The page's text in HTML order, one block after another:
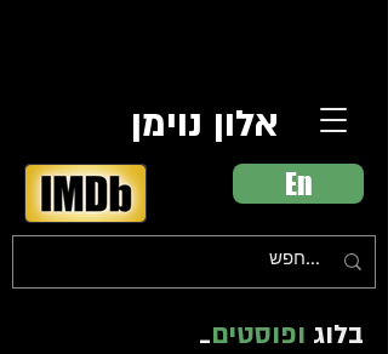
אלון נוימן
En
בלוג ופוסטים_